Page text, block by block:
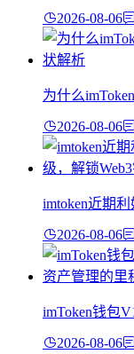
2026-08-06
为什么
2026-08-06
imtoken近期
2026-08-06
imToken钱包
2026-08-06